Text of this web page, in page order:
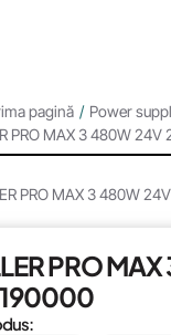
pagină / Power
PRO MAX 3 480W 24V
PRO